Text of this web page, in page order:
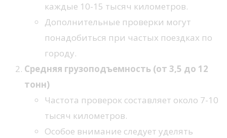
каждые 10-15 тысяч километров.
Дополнительные проверки могут
понадобиться при частых поездках по
городу.
Средняя грузоподъемность (от 3,5 до 12
тонн)
Частота проверок составляет около 7-10
тысяч километров.
Особое внимание следует уделять